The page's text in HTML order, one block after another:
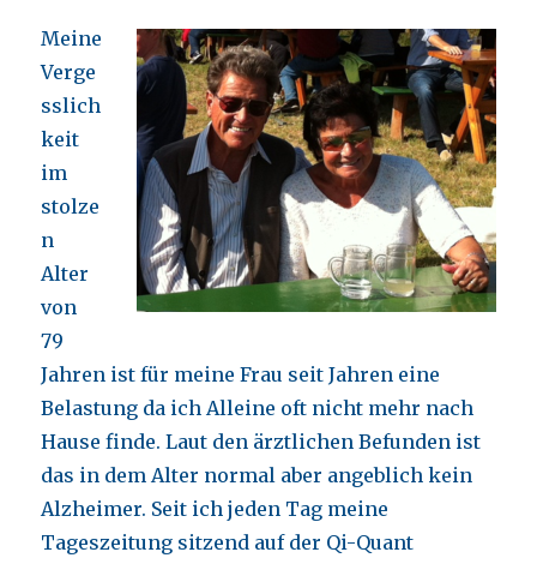
Meine
Verge
sslich
keit
im
stolze
n
Alter
von
79
Jahren ist für meine Frau seit Jahren eine
Belastung da ich Alleine oft nicht mehr nach
Hause finde. Laut den ärztlichen Befunden ist
das in dem Alter normal aber angeblich kein
Alzheimer. Seit ich jeden Tag meine
Tageszeitung sitzend auf der Qi-Quant